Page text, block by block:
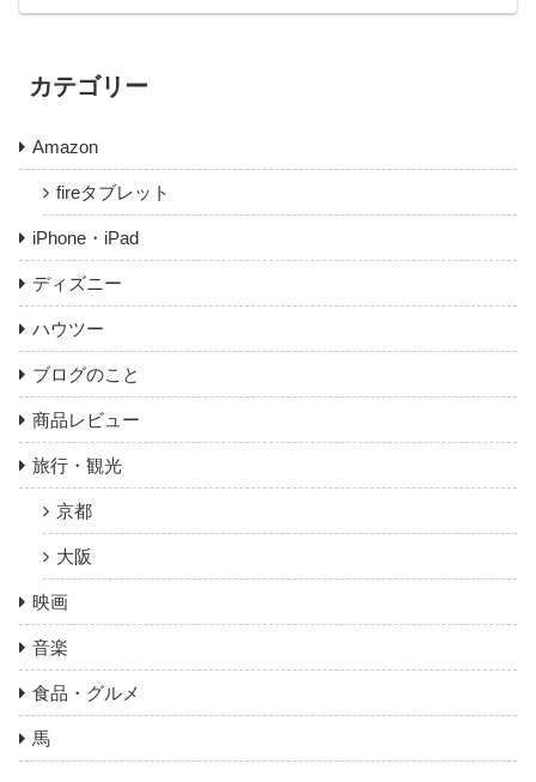
カテゴリー
Amazon
fireタブレット
iPhone・iPad
ディズニー
ハウツー
ブログのこと
商品レビュー
旅行・観光
京都
大阪
映画
音楽
食品・グルメ
馬